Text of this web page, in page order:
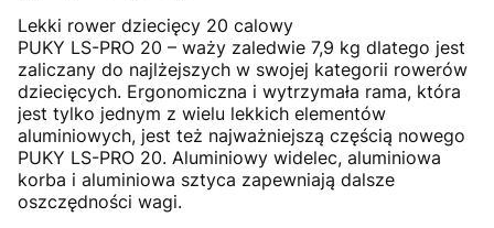
Lekki rower dziecięcy 20 calowy
PUKY LS-PRO 20 – waży zaledwie 7,9 kg dlatego jest
zaliczany do najlżejszych w swojej kategorii rowerów
dziecięcych. Ergonomiczna i wytrzymała rama, która
jest tylko jednym z wielu lekkich elementów
aluminiowych, jest też najważniejszą częścią nowego
PUKY LS-PRO 20. Aluminiowy widelec, aluminiowa
korba i aluminiowa sztyca zapewniają dalsze
oszczędności wagi.